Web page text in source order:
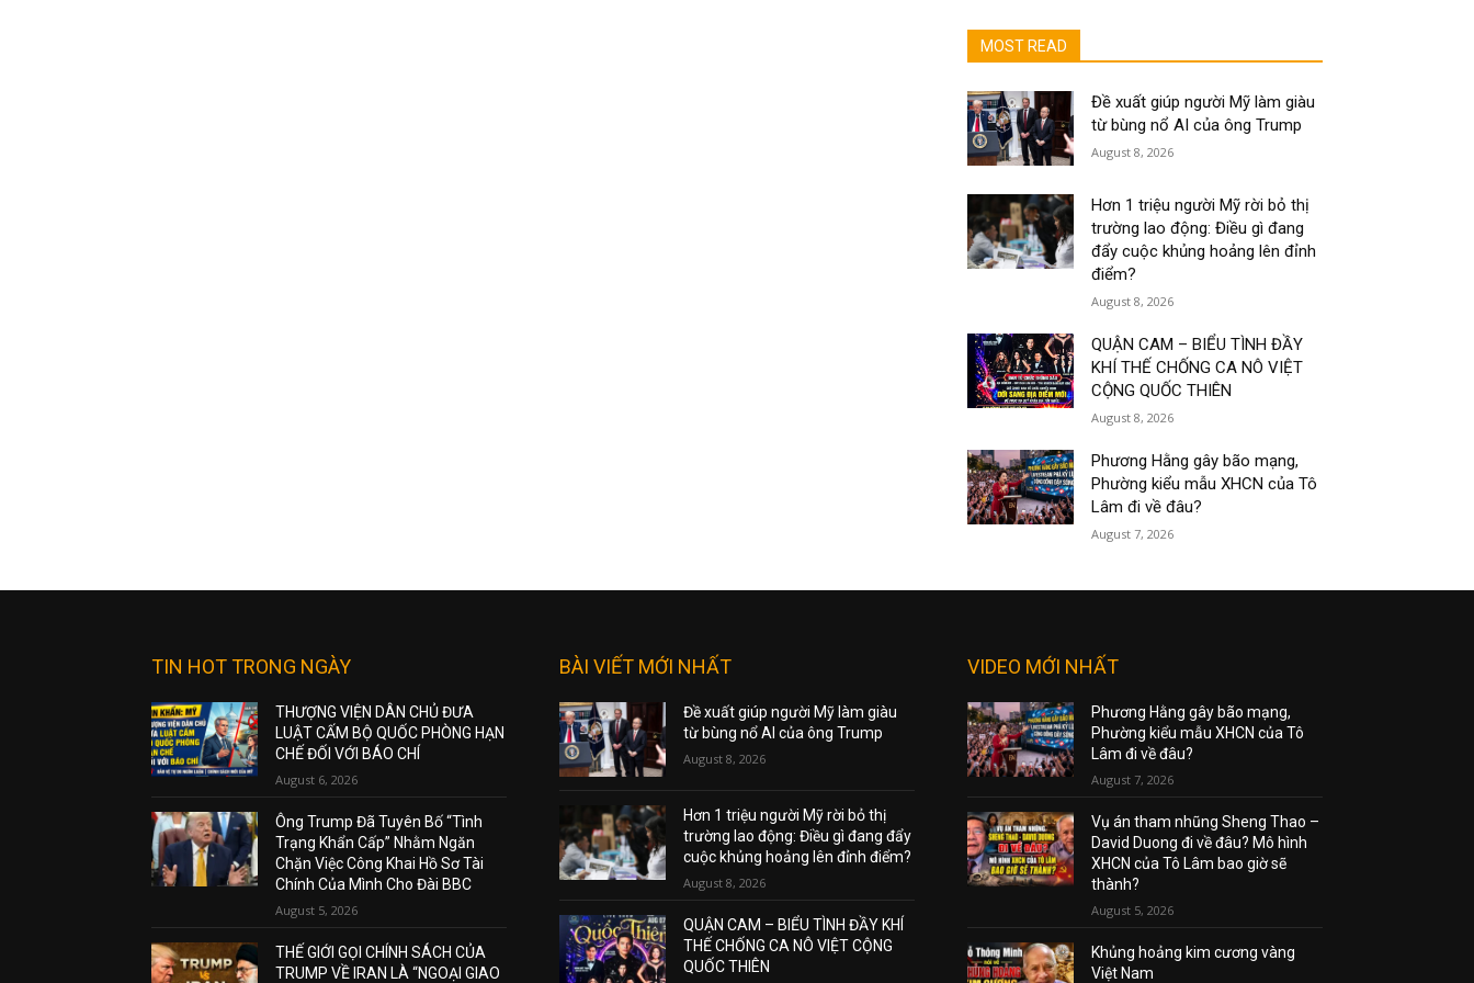
MOST READ
Đề xuất giúp người Mỹ làm giàu
từ bùng nổ AI của ông Trump
August 8, 2026
Hơn 1 triệu người Mỹ rời bỏ thị
trường lao động: Điều gì đang
đẩy cuộc khủng hoảng lên đỉnh
điểm?
August 8, 2026
QUẬN CAM – BIỂU TÌNH ĐẦY
KHÍ THẾ CHỐNG CA NÔ VIỆT
CỘNG QUỐC THIÊN
August 8, 2026
Phương Hằng gây bão mạng,
Phường kiểu mẫu XHCN của Tô
Lâm đi về đâu?
August 7, 2026
TIN HOT TRONG NGÀY
THƯỢNG VIỆN DÂN CHỦ ĐƯA
LUẬT CẤM BỘ QUỐC PHÒNG HẠN
CHẾ ĐỐI VỚI BÁO CHÍ
August 6, 2026
Ông Trump Đã Tuyên Bố “Tình
Trạng Khẩn Cấp” Nhằm Ngăn
Chặn Việc Công Khai Hồ Sơ Tài
Chính Của Mình Cho Đài BBC
August 5, 2026
THẾ GIỚI GỌI CHÍNH SÁCH CỦA
TRUMP VỀ IRAN LÀ “NGOẠI GIAO
BÀI VIẾT MỚI NHẤT
Đề xuất giúp người Mỹ làm giàu
từ bùng nổ AI của ông Trump
August 8, 2026
Hơn 1 triệu người Mỹ rời bỏ thị
trường lao động: Điều gì đang đẩy
cuộc khủng hoảng lên đỉnh điểm?
August 8, 2026
QUẬN CAM – BIỂU TÌNH ĐẦY KHÍ
THẾ CHỐNG CA NÔ VIỆT CỘNG
QUỐC THIÊN
VIDEO MỚI NHẤT
Phương Hằng gây bão mạng,
Phường kiểu mẫu XHCN của Tô
Lâm đi về đâu?
August 7, 2026
Vụ án tham nhũng Sheng Thao –
David Duong đi về đâu? Mô hình
XHCN của Tô Lâm bao giờ sẽ
thành?
August 5, 2026
Khủng hoảng kim cương vàng
Việt Nam